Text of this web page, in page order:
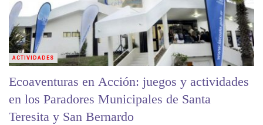
Ecoaventuras en Acción: juegos y actividades
en los Paradores Municipales de Santa
Teresita y San Bernardo
ACTIVIDADES